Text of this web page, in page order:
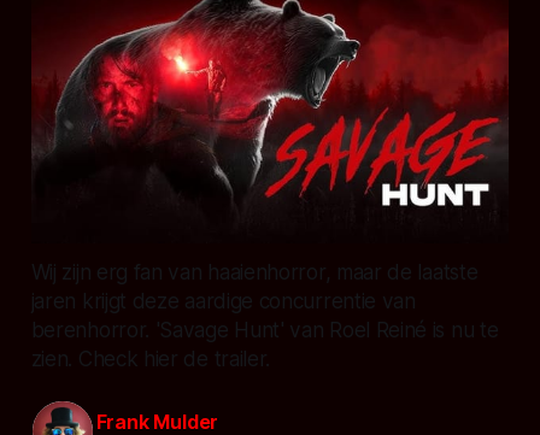
Wij zijn erg fan van haaienhorror, maar de laatste
jaren krijgt deze aardige concurrentie van
berenhorror. 'Savage Hunt' van Roel Reiné is nu te
zien. Check hier de trailer.
Frank Mulder